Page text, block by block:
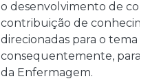
o desenvolvimento de
contribuição de
direcionadas para o tema
consequentemente, para
da Enfermagem.